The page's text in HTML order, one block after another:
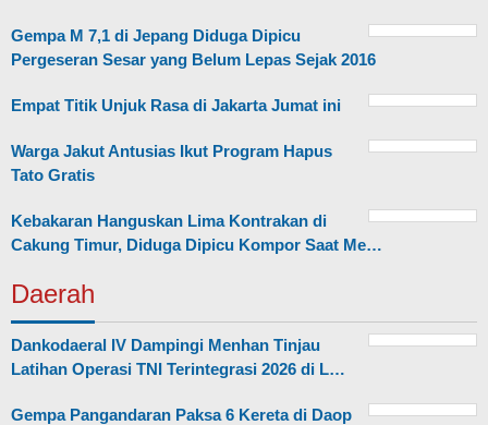
Gempa M 7,1 di Jepang Diduga Dipicu
Pergeseran Sesar yang Belum Lepas Sejak 2016
Empat Titik Unjuk Rasa di Jakarta Jumat ini
Warga Jakut Antusias Ikut Program Hapus
Tato Gratis
Kebakaran Hanguskan Lima Kontrakan di
Cakung Timur, Diduga Dipicu Kompor Saat Me…
Daerah
Dankodaeral IV Dampingi Menhan Tinjau
Latihan Operasi TNI Terintegrasi 2026 di L…
Gempa Pangandaran Paksa 6 Kereta di Daop